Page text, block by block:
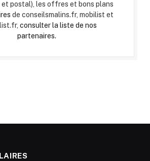
et postal), les offres et bons plans
de conseilsmalins.fr, mobilist et
consulter la liste de nos
partenaires.